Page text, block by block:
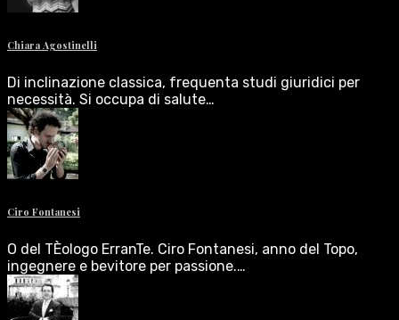
Chiara Agostinelli
Di inclinazione classica, frequenta studi giuridici per
necessità. Si occupa di salute…
Ciro Fontanesi
O del TÈologo ErranTe. Ciro Fontanesi, anno del Topo,
ingegnere e bevitore per passione.…